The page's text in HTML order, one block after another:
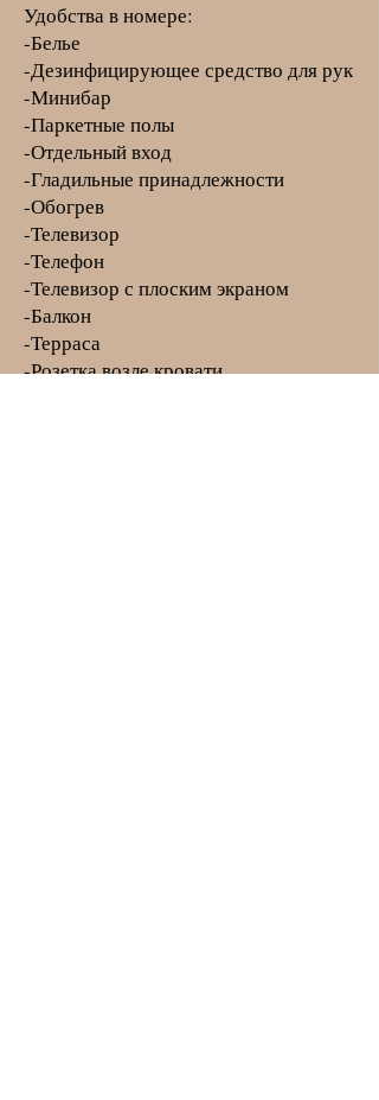
Удобства в номере:
-Белье
-Дезинфицирующее средство для рук
-Минибар
-Паркетные полы
-Отдельный вход
-Гладильные принадлежности
-Обогрев
-Телевизор
-Телефон
-Телевизор с плоским экраном
-Балкон
-Терраса
-Розетка возле кровати